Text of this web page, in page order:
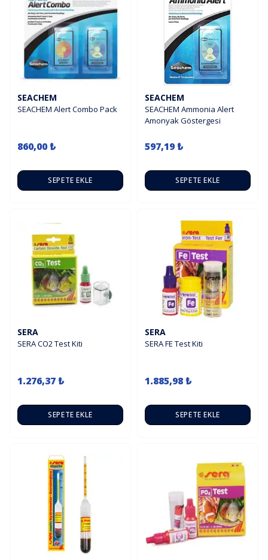
SEACHEM
SEACHEM Alert Combo Pack
860,00 ₺
SEPETE EKLE
SEACHEM
SEACHEM Ammonia Alert
Amonyak Göstergesi
597,19 ₺
SEPETE EKLE
SERA
SERA CO2 Test Kiti
1.276,37 ₺
SEPETE EKLE
SERA
SERA FE Test Kiti
1.885,98 ₺
SEPETE EKLE